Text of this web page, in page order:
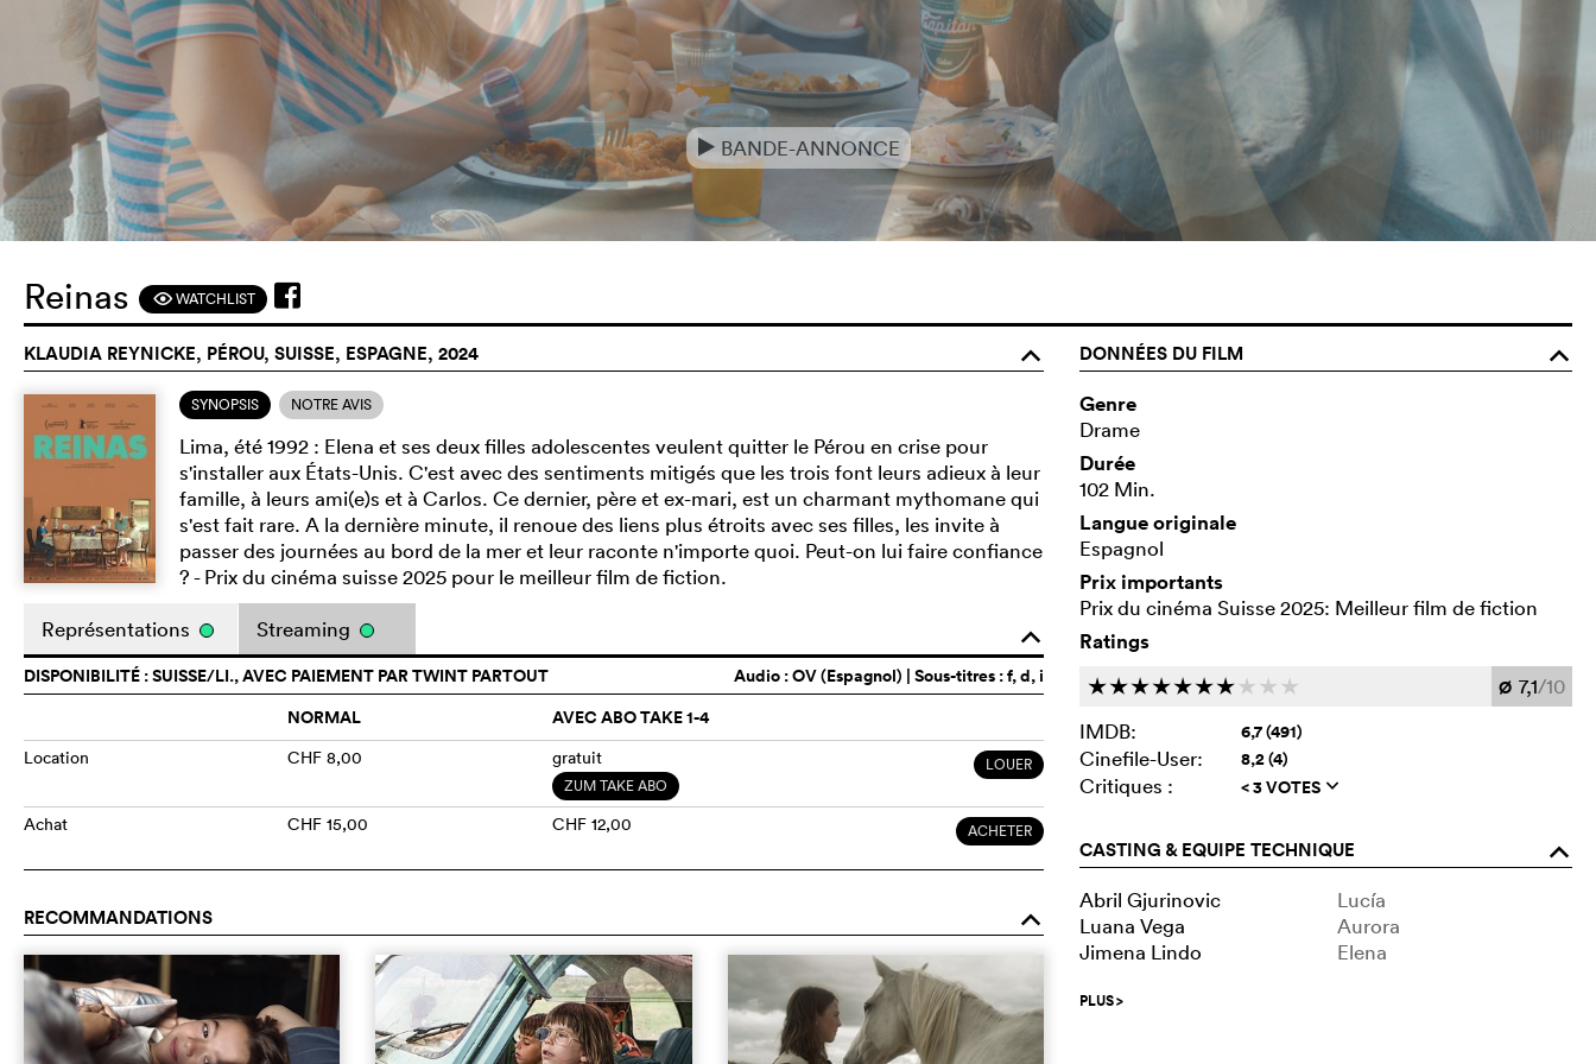
e BANDE-ANNONCE
Reinas FWATCHLIST
KLAUDIA REYNICKE, PÉROU, SUISSE, ESPAGNE, 2024 o
SYNOPSIS NOTRE AVIS
Lima, été 1992 : Elena et ses deux filles adolescentes veulent quitter le Pérou en crise pour
s'installer aux États-Unis. C'est avec des sentiments mitigés que les trois font leurs adieux à leur
famille, à leurs ami(e)s et à Carlos. Ce dernier, père et ex-mari, est un charmant mythomane qui
s'est fait rare. A la dernière minute, il renoue des liens plus étroits avec ses filles, les invite à
passer des journées au bord de la mer et leur raconte n'importe quoi. Peut-on lui faire confiance
? - Prix du cinéma suisse 2025 pour le meilleur film de fiction.
o
Représentations Streaming
Audio :OV (Espagnol) | Sous-titres : f, d, i
DISPONIBILITÉ : SUISSE/LI., AVEC PAIEMENT PAR TWINT PARTOUT
NORMAL
AVEC ABO TAKE 1-4
Location CHF 8,00 gratuit
ZUM TAKE ABO
LOUER
Achat CHF 15,00 CHF 12,00 ACHETER
RECOMMANDATIONS o
DONNÉES DU FILM
o
Genre
Drame
Durée
102 Min.
Langue originale
Espagnol
Prix importants
Prix du cinéma Suisse 2025: Meilleur film de fiction
Ratings
ccccccc c c c Ø 7,1/10
IMDB:
6,7 (491)
Cinefile-User: 8,2 (4)
Critiques : < 3 VOTES q
CASTING & EQUIPE TECHNIQUE o
Abril Gjurinovic
Lucía
Luana Vega
Aurora
Jimena Lindo
Elena
PLUS>